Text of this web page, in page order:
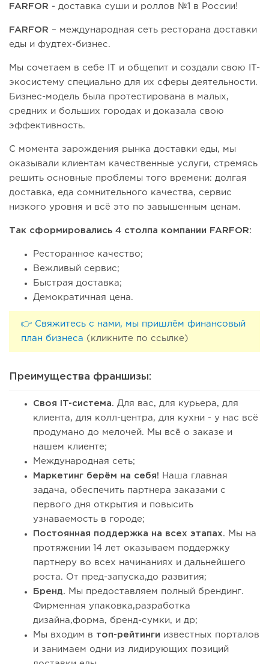
FARFOR - доставка суши и роллов №1 в России!
FARFOR – международная сеть ресторана доставки
еды и фудтех-бизнес.
Мы сочетаем в себе IT и общепит и создали свою IT-
экосистему специально для их сферы деятельности.
Бизнес-модель была протестирована в малых,
средних и больших городах и доказала свою
эффективность.
С момента зарождения рынка доставки еды, мы
оказывали клиентам качественные услуги, стремясь
решить основные проблемы того времени: долгая
доставка, еда сомнительного качества, сервис
низкого уровня и всё это по завышенным ценам.
Так сформировались 4 столпа компании FARFOR:
Ресторанное качество;
Вежливый сервис;
Быстрая доставка;
Демократичная цена.
👉 Свяжитесь с нами, мы пришлём финансовый
план бизнеса (кликните по ссылке)
Преимущества франшизы:
Своя IT-система. Для вас, для курьера, для
клиента, для колл-центра, для кухни - у нас всё
продумано до мелочей. Мы всё о заказе и
нашем клиенте;
Международная сеть;
Маркетинг берём на себя!
Наша главная
задача, обеспечить партнера заказами с
первого дня открытия и повысить
узнаваемость в городе;
Постоянная поддержка на всех этапах.
Мы на
протяжении 14 лет оказываем поддержку
партнеру во всех начинаниях и дальнейшего
роста. От пред-запуска,до развития;
Бренд.
Мы предоставляем полный брендинг.
Фирменная упаковка,разработка
дизайна,форма, бренд-сумки, и др;
Мы входим в топ-рейтинги известных порталов
и занимаем одни из лидирующих позиций